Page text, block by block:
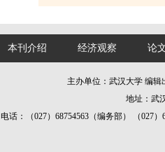
本刊介绍 经济观察 论
主办单位：武汉大学 编
地址：武
电话：（027）68754563（编务部） （027